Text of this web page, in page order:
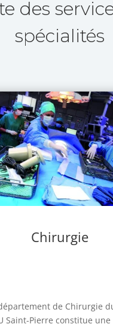
des
spécialités
Chirurgie
de Chirurgie
Saint-Pierre constitue une